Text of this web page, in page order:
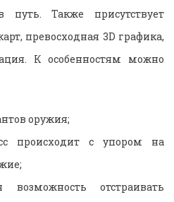
путь. Также присутствует
превосходная 3D графика,
К особенностям можно
оружия;
происходит с упором на
возможность отстраивать